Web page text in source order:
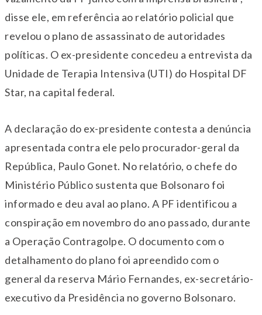
disse ele, em referência ao relatório policial que
revelou o plano de assassinato de autoridades
políticas. O ex-presidente concedeu a entrevista da
Unidade de Terapia Intensiva (UTI) do Hospital DF
Star, na capital federal.
A declaração do ex-presidente contesta a denúncia
apresentada contra ele pelo procurador-geral da
República, Paulo Gonet. No relatório, o chefe do
Ministério Público sustenta que Bolsonaro foi
informado e deu aval ao plano. A PF identificou a
conspiração em novembro do ano passado, durante
a Operação Contragolpe. O documento com o
detalhamento do plano foi apreendido com o
general da reserva Mário Fernandes, ex-secretário-
executivo da Presidência no governo Bolsonaro.